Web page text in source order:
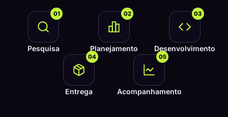
01
Pesquisa
02
Planejamento
03
Desenvolvimento
04
Entrega
05
Acompanhamento